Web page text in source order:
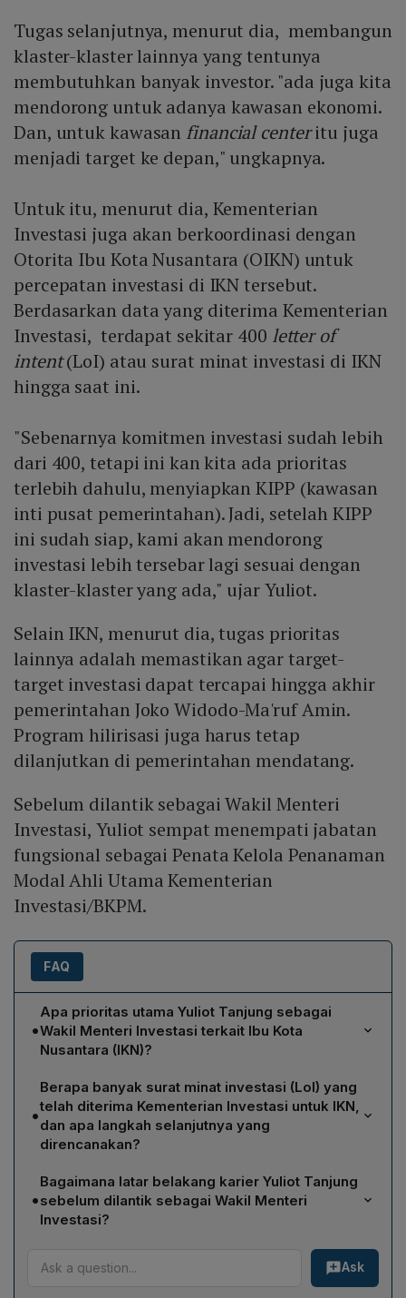
Tugas selanjutnya, menurut dia, membangun
klaster-klaster lainnya yang tentunya
membutuhkan banyak investor. "ada juga kita
mendorong untuk adanya kawasan ekonomi.
Dan, untuk kawasan financial centeritu juga
menjadi target ke depan," ungkapnya.
Untuk itu, menurut dia, Kementerian
Investasi juga akan berkoordinasi dengan
Otorita Ibu Kota Nusantara (OIKN) untuk
percepatan investasi di IKN tersebut.
Berdasarkan data yang diterima Kementerian
Investasi, terdapat sekitar 400 letter of
intent(LoI) atau surat minat investasi di IKN
hingga saat ini.
"Sebenarnya komitmen investasi sudah lebih
dari 400, tetapi ini kan kita ada prioritas
terlebih dahulu, menyiapkan KIPP (kawasan
inti pusat pemerintahan). Jadi, setelah KIPP
ini sudah siap, kami akan mendorong
investasi lebih tersebar lagi sesuai dengan
klaster-klaster yang ada," ujar Yuliot.
Selain IKN, menurut dia, tugas prioritas
lainnya adalah memastikan agar target-
target investasi dapat tercapai hingga akhir
pemerintahan Joko Widodo-Ma'ruf Amin.
Program hilirisasi juga harus tetap
dilanjutkan di pemerintahan mendatang.
Sebelum dilantik sebagai Wakil Menteri
Investasi, Yuliot sempat menempati jabatan
fungsional sebagai Penata Kelola Penanaman
Modal Ahli Utama Kementerian
Investasi/BKPM.
FAQ
•
Apa prioritas utama Yuliot Tanjung sebagai
Wakil Menteri Investasi terkait Ibu Kota
Nusantara (IKN)?
Yuliot menegaskan IKN sebagai prioritas utama, dengan
fokus mempercepat investasi di kawasan inti
pemerintahan (KIPP) yang infrastruktur‑nya sudah
disiapkan. Setelah KIPP siap, ia akan mendorong
ekonomi dan financial center, untuk menarik lebih
banyak investor ke IKN.
•
Berapa banyak surat minat investasi (LoI) yang
telah diterima Kementerian Investasi untuk IKN,
dan apa langkah selanjutnya yang
direncanakan?
Kementerian Investasi mencatat sekitar 400 LoI untuk
IKN. Yuliot menjelaskan bahwa setelah KIPP selesai,
pemerintah akan menyebarkan investasi ke berbagai
tidak hanya terkonsentrasi pada satu area, melainkan
mencakup seluruh ekosistem ekonomi IKN.
•
Bagaimana latar belakang karier Yuliot Tanjung
sebelum dilantik sebagai Wakil Menteri
Investasi?
Yuliot memulai kariernya di BKPM pada 1988, menjabat
sebagai Kepala Kantor Perwakilan BKPM di Taiwan,
Kepala Biro Perencanaan dan Informasi, serta
Ask